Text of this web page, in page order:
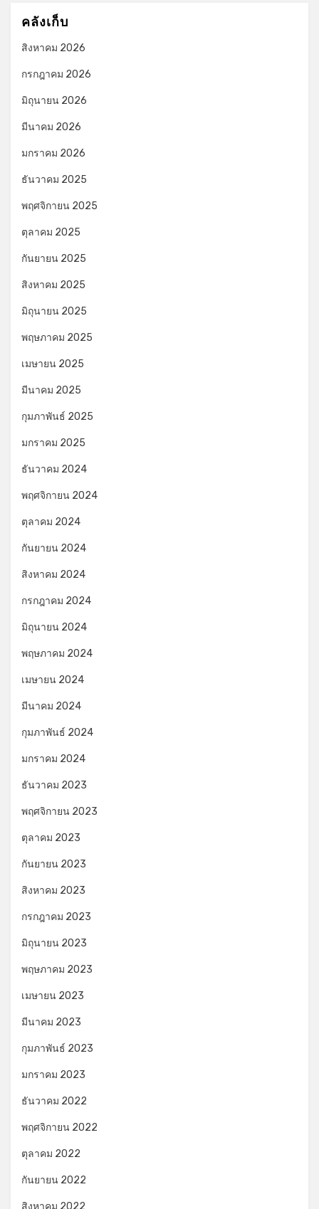
คลังเก็บ
สิงหาคม 2026
กรกฎาคม 2026
มิถุนายน 2026
มีนาคม 2026
มกราคม 2026
ธันวาคม 2025
พฤศจิกายน 2025
ตุลาคม 2025
กันยายน 2025
สิงหาคม 2025
มิถุนายน 2025
พฤษภาคม 2025
เมษายน 2025
มีนาคม 2025
กุมภาพันธ์ 2025
มกราคม 2025
ธันวาคม 2024
พฤศจิกายน 2024
ตุลาคม 2024
กันยายน 2024
สิงหาคม 2024
กรกฎาคม 2024
มิถุนายน 2024
พฤษภาคม 2024
เมษายน 2024
มีนาคม 2024
กุมภาพันธ์ 2024
มกราคม 2024
ธันวาคม 2023
พฤศจิกายน 2023
ตุลาคม 2023
กันยายน 2023
สิงหาคม 2023
กรกฎาคม 2023
มิถุนายน 2023
พฤษภาคม 2023
เมษายน 2023
มีนาคม 2023
กุมภาพันธ์ 2023
มกราคม 2023
ธันวาคม 2022
พฤศจิกายน 2022
ตุลาคม 2022
กันยายน 2022
สิงหาคม 2022